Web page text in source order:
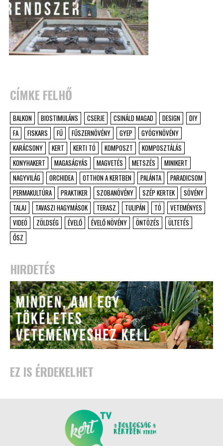
CÍMKE FELHŐ
BALKON BIOSTIMULÁNS CSERJE CSINÁLD MAGAD DESIGN
DIY
FA
FISKARS FŰ FŰSZERNÖVÉNY GYEP
GYÓGYNÖVÉNY
KARÁCSONY
KERT KERTI TÓ KOMPOSZT
KOMPOSZTÁLÁS
KONYHAKERT
MAGASÁGYÁS MAGVETÉS METSZÉS
MINIKERT
NAGYVILÁG
ORCHIDEA OTTHON A KERTBEN PALÁNTA
PARADICSOM
PERMAKULTÚRA
PRAKTIKER SZOBANÖVÉNY SZÉP KERTEK
SÖVÉNY
TALAJ
TAVASZI HAGYMÁSOK TERASZ TULIPÁN TÓ
VETEMÉNYES
VIDEÓ
ZÖLDSÉG ÉVELŐ ÉVELŐ NÖVÉNY ÖNTÖZÉS
ÜLTETÉS
ŐSZ
HIRDETÉS
EZ IS ÉRDEKELHET